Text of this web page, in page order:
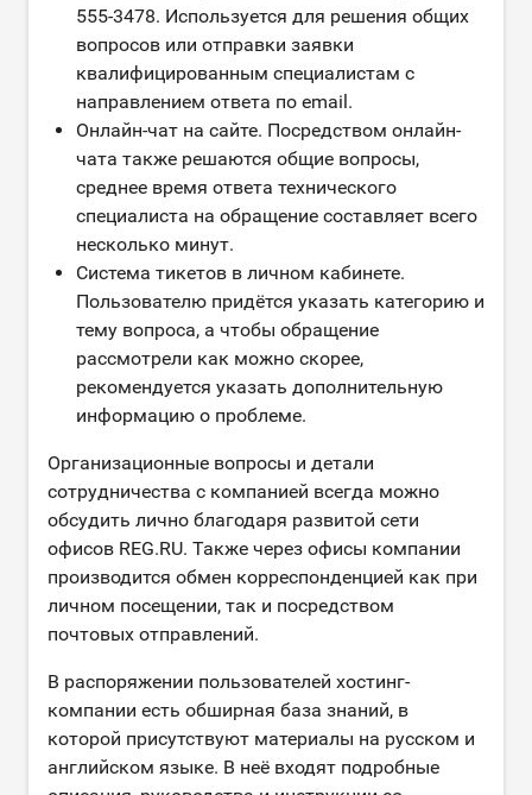
555-3478. Используется для решения общих
вопросов или отправки заявки
квалифицированным специалистам с
направлением ответа по email.
Онлайн-чат на сайте. Посредством онлайн-
чата также решаются общие вопросы,
среднее время ответа технического
специалиста на обращение составляет всего
несколько минут.
Система тикетов в личном кабинете.
Пользователю придётся указать категорию и
тему вопроса, а чтобы обращение
рассмотрели как можно скорее,
рекомендуется указать дополнительную
информацию о проблеме.
Организационные вопросы и детали
сотрудничества с компанией всегда можно
обсудить лично благодаря развитой сети
офисов REG.RU. Также через офисы компании
производится обмен корреспонденцией как при
личном посещении, так и посредством
почтовых отправлений.
В распоряжении пользователей хостинг-
компании есть обширная база знаний, в
которой присутствуют материалы на русском и
английском языке. В неё входят подробные